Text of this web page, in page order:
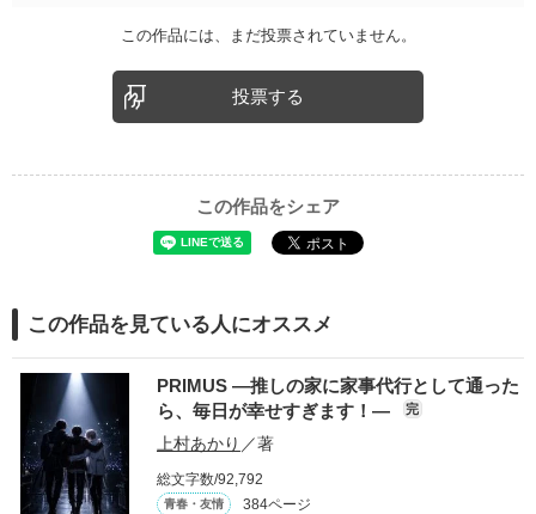
この作品には、まだ投票されていません。
投票する
この作品をシェア
この作品を見ている人にオススメ
PRIMUS ―推しの家に家事代行として通った
ら、毎日が幸せすぎます！―
完
上村あかり ／著
総文字数/92,792
青春・友情 384ページ